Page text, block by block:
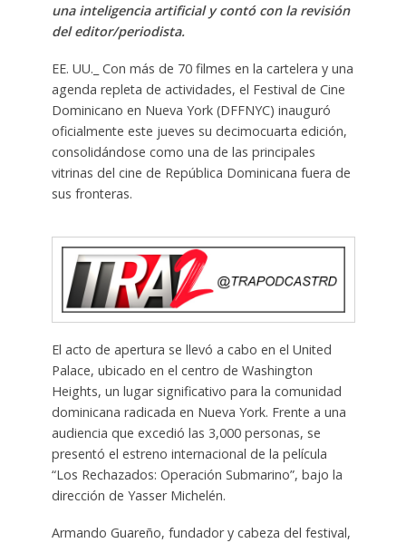
una inteligencia artificial y contó con la revisión
del editor/periodista.
EE. UU._ Con más de 70 filmes en la cartelera y una
agenda repleta de actividades, el Festival de Cine
Dominicano en Nueva York (DFFNYC) inauguró
oficialmente este jueves su decimocuarta edición,
consolidándose como una de las principales
vitrinas del cine de República Dominicana fuera de
sus fronteras.
El acto de apertura se llevó a cabo en el United
Palace, ubicado en el centro de Washington
Heights, un lugar significativo para la comunidad
dominicana radicada en Nueva York. Frente a una
audiencia que excedió las 3,000 personas, se
presentó el estreno internacional de la película
“Los Rechazados: Operación Submarino”, bajo la
dirección de Yasser Michelén.
Armando Guareño, fundador y cabeza del festival,